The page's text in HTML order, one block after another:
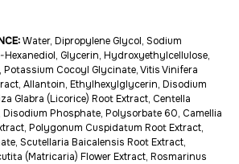
Water, Dipropylene Glycol, Sodium
Hexanediol, Glycerin, Hydroxyethylcellulose,
Potassium Cocoyl Glycinate, Vitis Vinifera
Allantoin, Ethylhexylglycerin, Disodium
Glabra (Licorice) Root Extract, Centella
Disodium Phosphate, Polysorbate 60, Camellia
Polygonum Cuspidatum Root Extract,
Scutellaria Baicalensis Root Extract,
(Matricaria) Flower Extract, Rosmarinus